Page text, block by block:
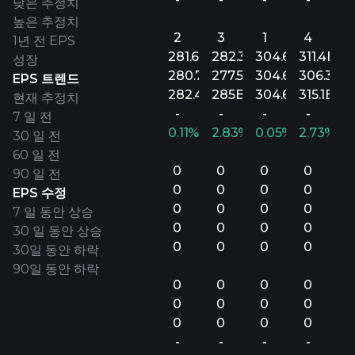
높은 추정치
1년 전 EPS
성장
EPS 트렌드
현재 추정치
7 일 전
30 일 전
60 일 전
90 일 전
EPS 수정
7 일 동안 상승
30 일 동안 상승
30일 동안 하락
90일 동안 하락
2
281.6B
280.7B
282.4B
-
0.11%
0
0
0
0
0
0
0
0
-
3
282.3B
277.5B
285B
-
2.83%
0
0
0
0
0
0
0
0
-
1
304.6B
304.6B
304.6B
-
0.05%
0
0
0
0
0
0
0
0
-
4
311.4B
306.3B
315.1B
-
2.73%
0
0
0
0
0
0
0
0
-